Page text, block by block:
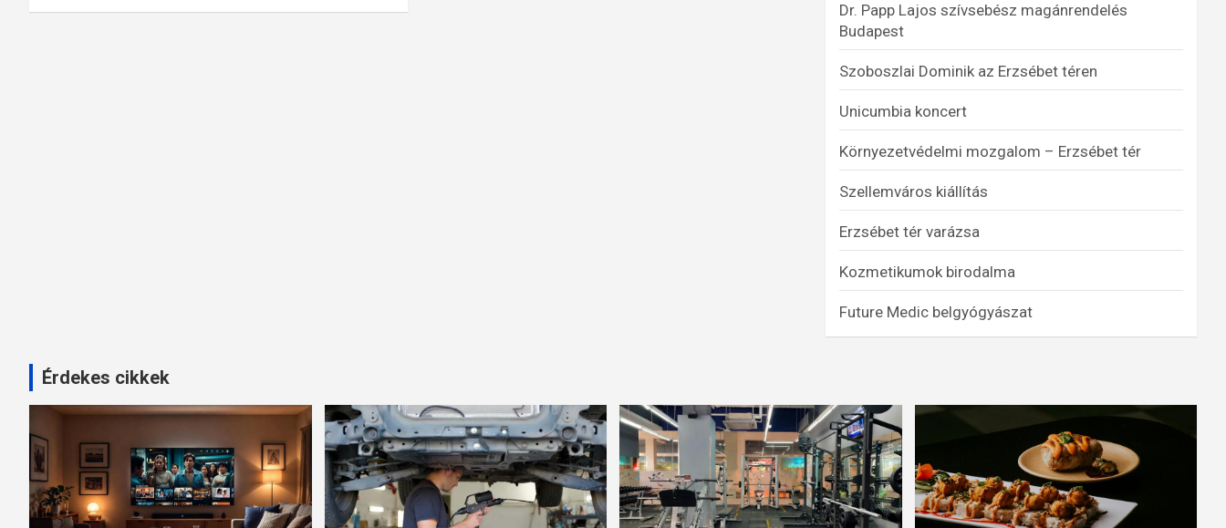
Dr. Papp Lajos szívsebész magánrendelés
Budapest
Szoboszlai Dominik az Erzsébet téren
Unicumbia koncert
Környezetvédelmi mozgalom – Erzsébet tér
Szellemváros kiállítás
Erzsébet tér varázsa
Kozmetikumok birodalma
Future Medic belgyógyászat
Érdekes cikkek